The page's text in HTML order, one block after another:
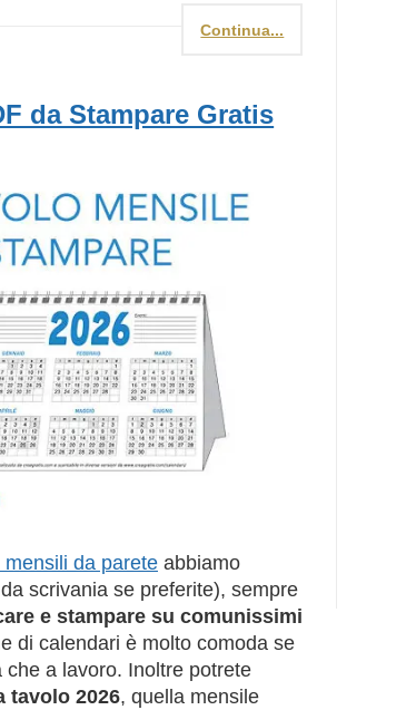
Continua...
da Stampare Gratis
mensili da parete abbiamo
scrivania se preferite), sempre
e stampare su comunissimi
di calendari è molto comoda se
a lavoro. Inoltre potrete
tavolo 2026, quella mensile